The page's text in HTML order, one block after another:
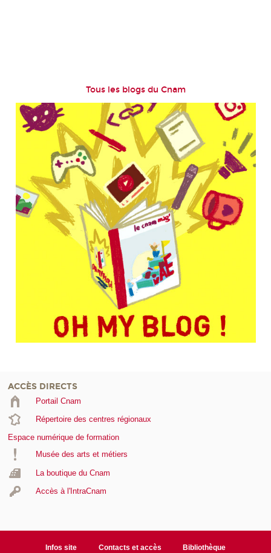
Tous les blogs du Cnam
ACCÈS DIRECTS
Portail Cnam
Répertoire des centres régionaux
Espace numérique de formation
Musée des arts et métiers
La boutique du Cnam
Accès à l'IntraCnam
Infos site Contacts et accès Bibliothèque